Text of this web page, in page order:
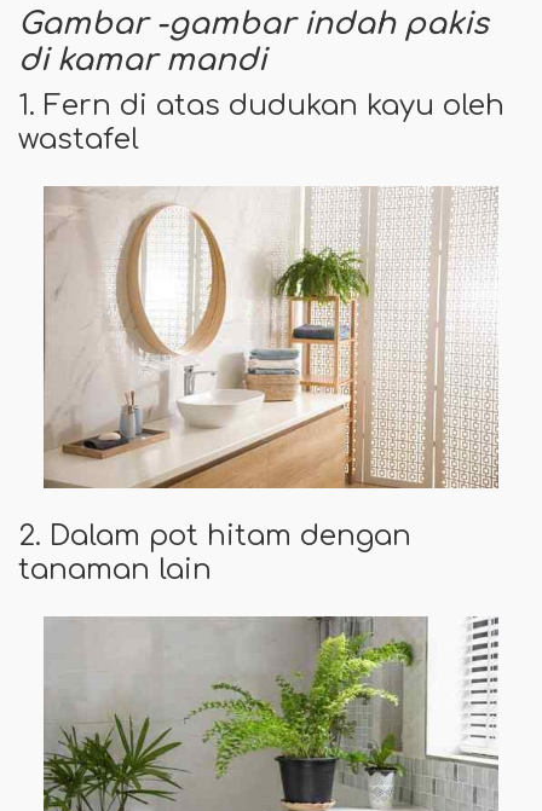
Gambar -gambar indah pakis
di kamar mandi
1. Fern di atas dudukan kayu oleh
wastafel
2. Dalam pot hitam dengan
tanaman lain